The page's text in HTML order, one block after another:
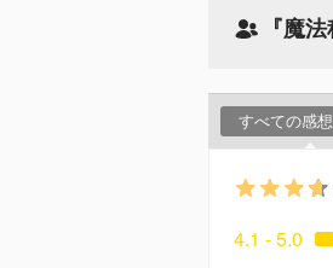
『魔
すべての感
4.1 - 5.0